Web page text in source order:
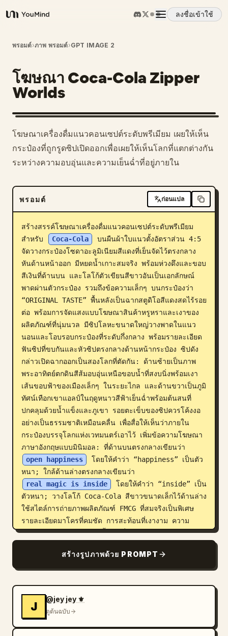
YouMind
ลงชื่อเข้าใช้
ภาพรวม
กรณีการใช้งาน
ทักษะ
พรอมต์
ดาวน์โหลด
บล็อก
อัปเดต
พรอมต์›ภาพ พรอมต์›GPT IMAGE 2
โฆษณา Coca-Cola Zipper
Worlds
โฆษณาเครื่องดื่มแนวคอนเซปต์ระดับพรีเมียม เผยให้เห็น
กระป๋องที่ถูกรูดซิปเปิดออกเพื่อเผยให้เห็นโลกที่แตกต่างกัน
ระหว่างความอบอุ่นและความเย็นฉ่ำที่อยู่ภายใน
พรอมต์ ก่อนแปล
สร้างสรรค์โฆษณาเครื่องดื่มแนวคอนเซปต์ระดับพรีเมียม
สำหรับ
Coca-Cola
บนผืนผ้าใบแนวตั้งอัตราส่วน 4:5
จัดวางกระป๋องโซดาอะลูมิเนียมสีแดงที่เย็นจัดไว้ตรงกลาง
หันด้านหน้าออก มีหยดน้ำเกาะสมจริง พร้อมห่วงดึงและขอบ
สีเงินที่ด้านบน และโลโก้ตัวเขียนสีขาวอันเป็นเอกลักษณ์
พาดผ่านตัวกระป๋อง รวมถึงข้อความเล็กๆ บนกระป๋องว่า
“ORIGINAL TASTE” พื้นหลังเป็นฉากสตูดิโอสีแดงสดไร้รอย
ต่อ พร้อมการจัดแสงแบบโฆษณาสินค้าหรูหราและเงาของ
ผลิตภัณฑ์ที่นุ่มนวล มีซิปโลหะขนาดใหญ่วางพาดในแนว
นอนและโอบรอบกระป๋องที่ระดับกึ่งกลาง พร้อมรายละเอียด
ฟันซิปที่ขบกันและหัวซิปตรงกลางด้านหน้ากระป๋อง ซิปดัง
กล่าวเปิดฉากออกเป็นสองโลกที่ตัดกัน: ด้านซ้ายเป็นภาพ
พระอาทิตย์ตกดินสีส้มอบอุ่นเหนือขอบน้ำที่สงบนิ่งพร้อมเงา
เส้นขอบฟ้าของเมืองเล็กๆ ในระยะไกล และด้านขวาเป็นภูมิ
ทัศน์เทือกเขาแอลป์ในฤดูหนาวสีฟ้าเย็นฉ่ำพร้อมต้นสนที่
ปกคลุมด้วยน้ำแข็งและภูเขา รอยตะเข็บของซิปควรโค้งงอ
อย่างเป็นธรรมชาติเหมือนคลื่น เพื่อสื่อให้เห็นว่าภายใน
กระป๋องบรรจุโลกแห่งเวทมนตร์เอาไว้ เพิ่มข้อความโฆษณา
ภาษาอังกฤษแบบมินิมอล: ที่ด้านบนตรงกลางเขียนว่า
open happiness
โดยให้คำว่า “happiness” เป็นตัว
หนา; ใกล้ด้านล่างตรงกลางเขียนว่า
real magic is inside
โดยให้คำว่า “inside” เป็น
ตัวหนา; วางโลโก้ Coca-Cola สีขาวขนาดเล็กไว้ด้านล่าง
ใช้สไตล์การถ่ายภาพผลิตภัณฑ์ FMCG ที่สมจริงเป็นพิเศษ
รายละเอียดมาโครที่คมชัด การสะท้อนที่เงางาม ความ
เปรียบต่างของสีแดง-ส้ม-น้ำเงินที่สมดุล องค์ประกอบภาพ
ระดับ Cannes Lions ไม่มีวัตถุอื่น ไม่มีบุคคล และไม่มี
ลายน้ำ
สร้างรูปภาพด้วย PROMPT
J
@jey jey ⚜️
ดูต้นฉบับ